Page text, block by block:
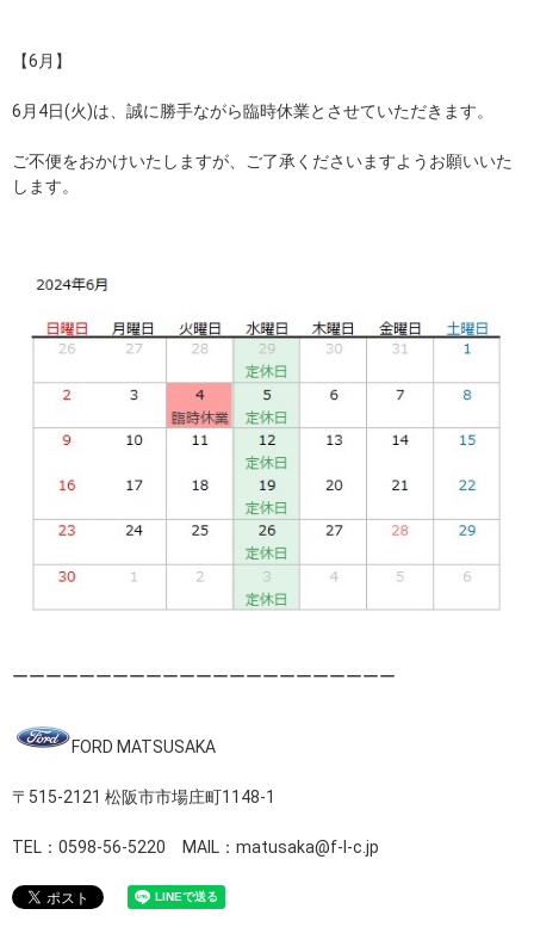
【6月】
6月4日(火)は、誠に勝手ながら臨時休業とさせていただきます。
ご不便をおかけいたしますが、ご了承くださいますようお願いいた
します。
ーーーーーーーーーーーーーーーーーーーーーーー
FORD MATSUSAKA
〒515-2121 松阪市市場庄町1148-1
TEL：0598-56-5220 MAIL：matusaka@f-l-c.jp